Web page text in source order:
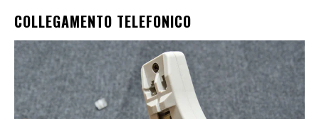
COLLEGAMENTO TELEFONICO